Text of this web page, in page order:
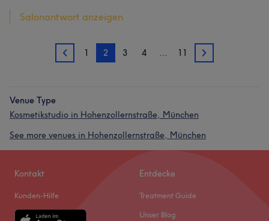
Salonantwort anzeigen
1 1 2 3 4 … 11 3
Venue Type
Kosmetikstudio in Hohenzollernstraße, München
See more venues in Hohenzollernstraße, München
Kontakt
Kunden-Hilfe
Entdecke
Treatment Guide
Unser Blog